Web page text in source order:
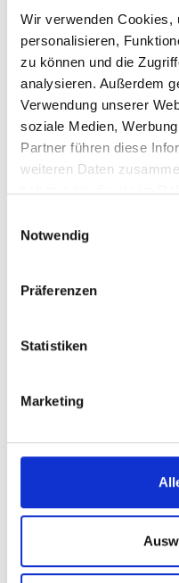
Wir verwenden Cookies,
personalisieren,
zu können und die
analysieren. Außerdem
Verwendung unserer
soziale Medien,
Partner führen diese
weiteren Daten
haben oder die sie im
Notwendig
Präferenzen
Statistiken
Marketing
Tel: 057-600-2422
Mail:
Furthner